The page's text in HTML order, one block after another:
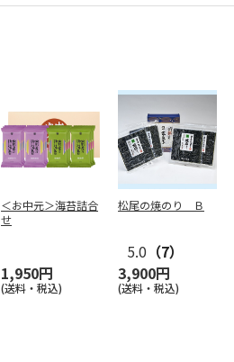
＜お中元＞海苔詰合
せ
1,950円
(送料・税込)
松尾の焼のり Ｂ
5.0 （7）
3,900円
(送料・税込)